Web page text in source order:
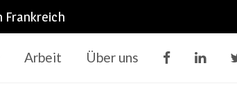
Frankreich
Arbeit Über uns